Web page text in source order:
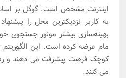
اینترنت مشخص است. گوگل بر
به کاربر نزدیکترین محل را
بهینه‌سازی بیشتر موتور جستجوی
مام عرضه کرده است. این
کوچک فرصت پیشرفت می دهند و
می کنند.